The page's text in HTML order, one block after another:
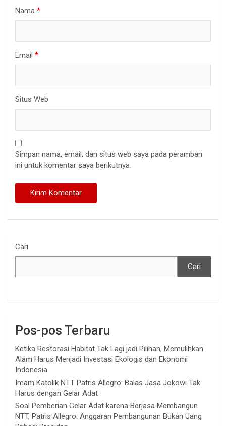
Nama *
Email *
Situs Web
Simpan nama, email, dan situs web saya pada peramban
ini untuk komentar saya berikutnya.
Cari
Cari
Pos-pos Terbaru
Ketika Restorasi Habitat Tak Lagi jadi Pilihan, Memulihkan
Alam Harus Menjadi Investasi Ekologis dan Ekonomi
Indonesia
Imam Katolik NTT Patris Allegro: Balas Jasa Jokowi Tak
Harus dengan Gelar Adat
Soal Pemberian Gelar Adat karena Berjasa Membangun
NTT, Patris Allegro: Anggaran Pembangunan Bukan Uang